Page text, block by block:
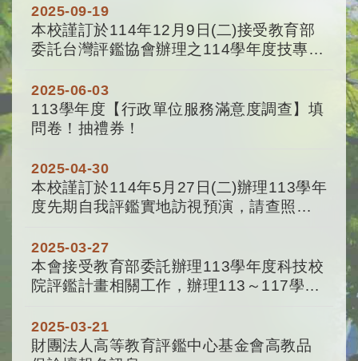
2025-09-19
本校謹訂於114年12月9日(二)接受教育部
委託台灣評鑑協會辦理之114學年度技專校
知。
2025-06-03
113學年度【行政單位服務滿意度調查】填
問卷！抽禮券！
2025-04-30
本校謹訂於114年5月27日(二)辦理113學年
度先期自我評鑑實地訪視預演，請查照並
2025-03-27
本會接受教育部委託辦理113學年度科技校
院評鑑計畫相關工作，辦理113～117學年
瞭解評鑑指標內容及相關作業，敬邀貴校...
2025-03-21
財團法人高等教育評鑑中心基金會高教品